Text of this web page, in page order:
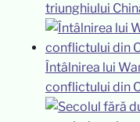
triunghiului
Întâlnirea lui
conflictului din